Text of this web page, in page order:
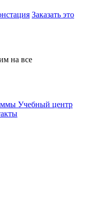
Заказать это
на все
Учебный центр